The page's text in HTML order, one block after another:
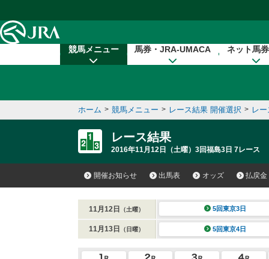
競馬メニュー 馬券・JRA-UMACA ネット馬
ホーム > 競馬メニュー > レース結果 開催選択 > レ
レース結果
2016年11月12日（土曜）3回福島3日 7レース
開催お知らせ 出馬表 オッズ 払戻金
11月12日 （土曜） 5回東京3日
11月13日 （日曜） 5回東京4日